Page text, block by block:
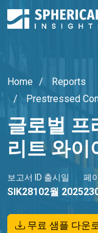
Home
Reports
Prestressed
글로벌 프
리트 와이
보고서 ID
SIK2810
출시일
2월 2025
페
무료 샘플 다운